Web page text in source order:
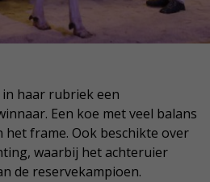
haar rubriek een
Een koe met veel balans
het frame. Ook beschikte over
waarbij het achteruier
de reservekampioen.